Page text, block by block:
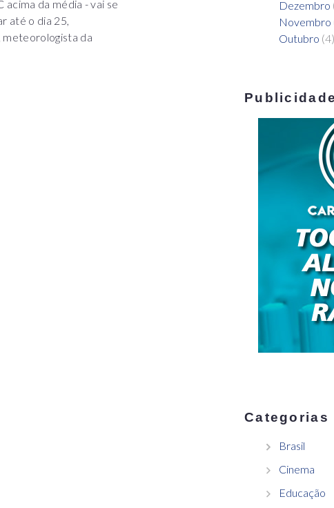
acima da média - vai se
até o dia 25,
meteorologista da
Dezembro
Novembro
Outubro (4)
Publicidade
Categorias
Brasil
Cinema
Educação